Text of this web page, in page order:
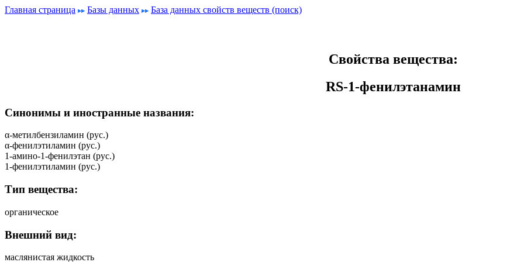
Главная страница Базы данных База данных свойств веществ (поиск)
Свойства вещества:
RS-1-фенилэтанамин
Синонимы и иностранные названия:
α-метилбензиламин (рус.)
α-фенилэтиламин (рус.)
1-амино-1-фенилэтан (рус.)
1-фенилэтиламин (рус.)
Тип вещества:
органическое
Внешний вид:
маслянистая жидкость